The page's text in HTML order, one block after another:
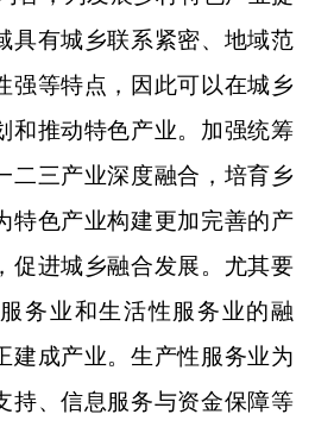
具有城乡联系紧密、地域范
强等特点，因此可以在城乡
和推动特色产业。加强统筹
二三产业深度融合，培育乡
特色产业构建更加完善的产
促进城乡融合发展。尤其要
务业和生活性服务业的融
建成产业。生产性服务业为
持、信息服务与资金保障等